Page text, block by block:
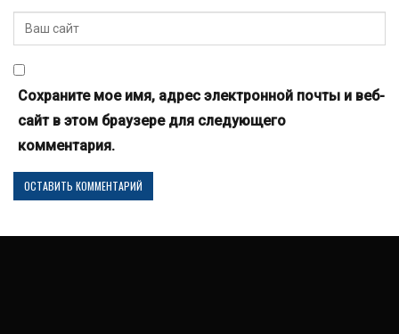
Сохраните мое имя, адрес электронной почты и веб-
сайт в этом браузере для следующего
комментария.